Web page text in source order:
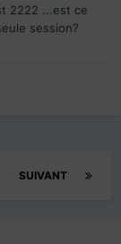
2222 ...est ce
session?
SUIVANT